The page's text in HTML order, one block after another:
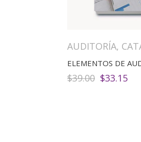
AUDITORÍA,
ELEMENTOS DE
$39.00 El
$33.15El